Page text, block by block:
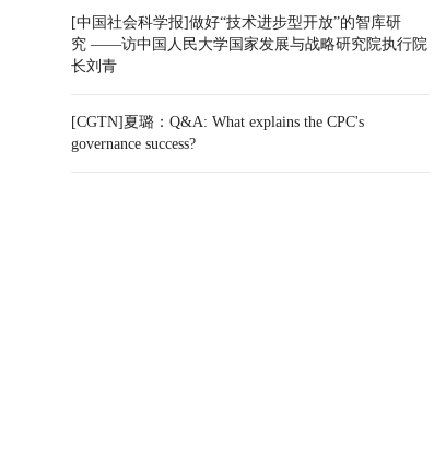
[中国社会科学报]做好“技术进步型开放”的智库研
究 ——访中国人民大学国家发展与战略研究院执行院
长刘青
[CGTN]夏璐：Q&A: What explains the CPC's
governance success?